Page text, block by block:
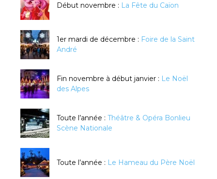
Début novembre : La Fête du Caïon
1er mardi de décembre : Foire de la Saint
André
Fin novembre à début janvier : Le Noël
des Alpes
Toute l’année : Théâtre & Opéra Bonlieu
Scène Nationale
Toute l’année : Le Hameau du Père Noël